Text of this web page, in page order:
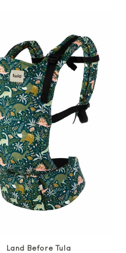
Land Before Tula